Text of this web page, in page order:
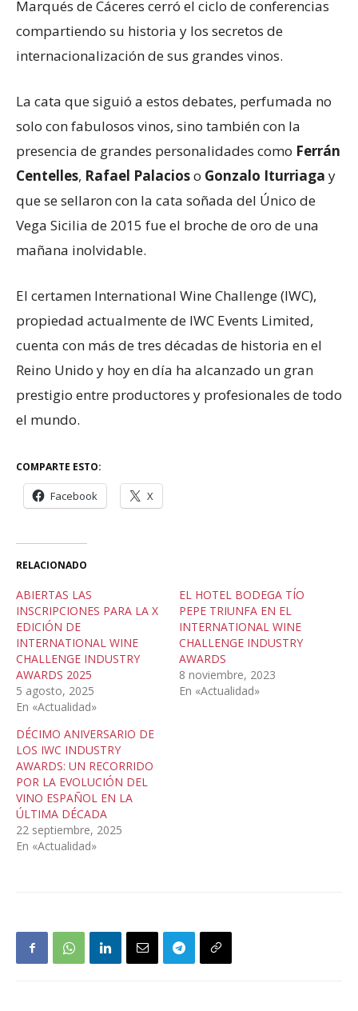
Marqués de Cáceres cerró el ciclo de conferencias
compartiendo su historia y los secretos de
internacionalización de sus grandes vinos.
La cata que siguió a estos debates, perfumada no
solo con fabulosos vinos, sino también con la
presencia de grandes personalidades como Ferrán
Centelles, Rafael Palacioso Gonzalo Iturriaga y
que se sellaron con la cata soñada del Único de
Vega Sicilia de 2015 fue el broche de oro de una
mañana inolvidable.
El certamen International Wine Challenge (IWC),
propiedad actualmente de IWC Events Limited,
cuenta con más de tres décadas de historia en el
Reino Unido y hoy en día ha alcanzado un gran
prestigio entre productores y profesionales de todo
el mundo.
COMPARTE ESTO:
Facebook X
RELACIONADO
ABIERTAS LAS
INSCRIPCIONES PARA LA X
EDICIÓN DE
INTERNATIONAL WINE
CHALLENGE INDUSTRY
AWARDS 2025
5 agosto, 2025
En «Actualidad»
EL HOTEL BODEGA TÍO
PEPE TRIUNFA EN EL
INTERNATIONAL WINE
CHALLENGE INDUSTRY
AWARDS
8 noviembre, 2023
En «Actualidad»
DÉCIMO ANIVERSARIO DE
LOS IWC INDUSTRY
AWARDS: UN RECORRIDO
POR LA EVOLUCIÓN DEL
VINO ESPAÑOL EN LA
ÚLTIMA DÉCADA
22 septiembre, 2025
En «Actualidad»